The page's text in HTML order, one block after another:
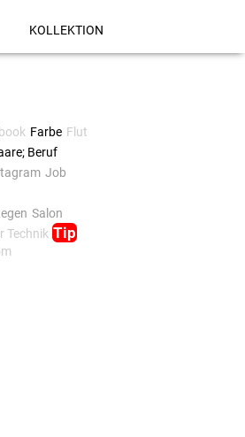
KOLLEKTION
Farbe Flut
Beruf
Job
Salon
Technik Tip